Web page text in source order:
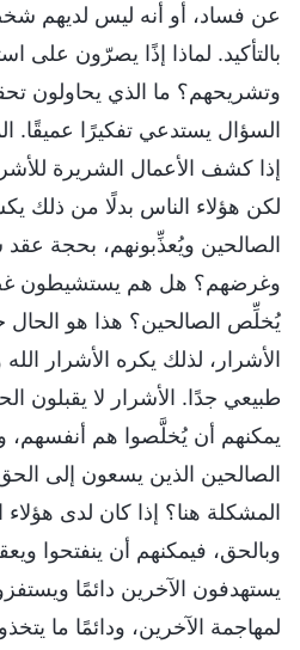
عن فساد، أو أنه ليس لديهم
بالتأكيد. لماذا إذًا يصرّون على
وتشريحهم؟ ما الذي يحاولون
السؤال يستدعي تفكيرًا عميقًا.
إذا كشف الأعمال الشريرة
لكن هؤلاء الناس بدلًا من ذلك
الصالحين ويُعذِّبونهم، بحجة
وغرضهم؟ هل هم يستشيطون
يُخلِّص الصالحين؟ هذا هو الحال
الأشرار، لذلك يكره الأشرار
طبيعي جدًا. الأشرار لا يقبلون
يمكنهم أن يُخلَّصوا هم أنفسهم،
الصالحين الذين يسعون إلى
المشكلة هنا؟ إذا كان لدى
وبالحق، فيمكنهم أن ينفتحوا
يستهدفون الآخرين دائمًا
لمهاجمة الآخرين، ودائمًا ما